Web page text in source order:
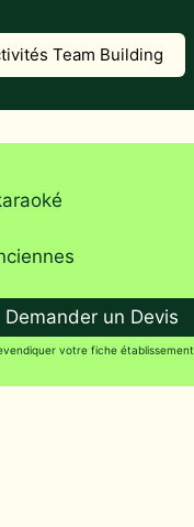
Team Building
Demander un Devis
votre fiche établissement